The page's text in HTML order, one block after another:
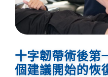
十字韌帶術後第
個建議開始的恢